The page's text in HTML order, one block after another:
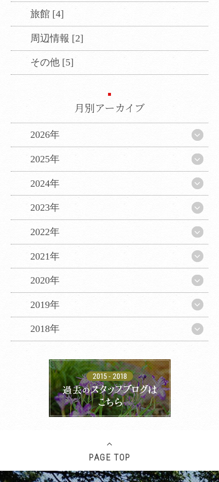
旅館 [4]
周辺情報 [2]
その他 [5]
月別アーカイブ
2026年
2025年
2024年
2023年
2022年
2021年
2020年
2019年
2018年
PAGE TOP